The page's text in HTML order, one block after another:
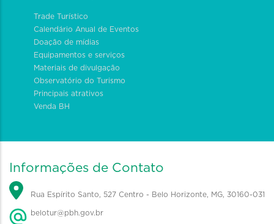
Trade Turístico
Calendário Anual de Eventos
Doação de mídias
Equipamentos e serviços
Materiais de divulgação
Observatório do Turismo
Principais atrativos
Venda BH
Informações de Contato
Rua Espírito Santo, 527 Centro - Belo Horizonte, MG, 30160-031
belotur@pbh.gov.br